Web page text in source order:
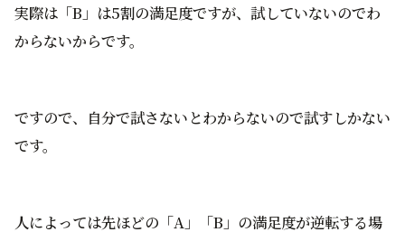
実際は「B」は5割の満足度ですが、試していないのでわ
からないからです。
ですので、自分で試さないとわからないので試すしかない
です。
人によっては先ほどの「A」「B」の満足度が逆転する場